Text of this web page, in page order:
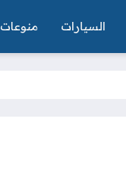
السيارات منوعات